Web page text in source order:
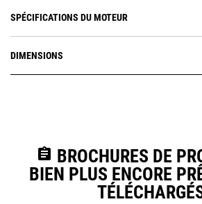
SPÉCIFICATIONS DU MOTEUR
DIMENSIONS
assignment BROCHURES DE
BIEN PLUS ENCORE